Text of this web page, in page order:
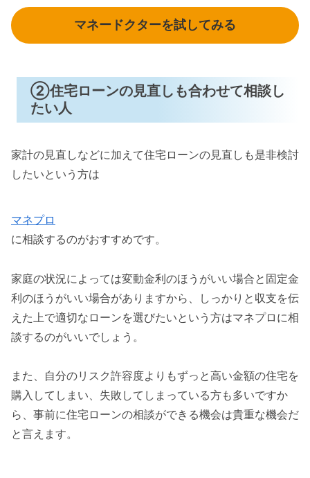
マネードクターを試してみる
②住宅ローンの見直しも合わせて相談し
たい人
家計の見直しなどに加えて住宅ローンの見直しも是非検討
したいという方は
マネプロ
に相談するのがおすすめです。
家庭の状況によっては変動金利のほうがいい場合と固定金
利のほうがいい場合がありますから、しっかりと収支を伝
えた上で適切なローンを選びたいという方はマネプロに相
談するのがいいでしょう。
また、自分のリスク許容度よりもずっと高い金額の住宅を
購入してしまい、失敗してしまっている方も多いですか
ら、事前に住宅ローンの相談ができる機会は貴重な機会だ
と言えます。